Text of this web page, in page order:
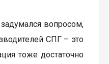
вопросом,
СПГ – это
тоже достаточно